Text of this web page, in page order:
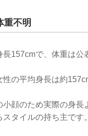
重不明
157cmで、体重は公
性の平均身長は約
小顔のため実際の身
タイルの持ち主です。